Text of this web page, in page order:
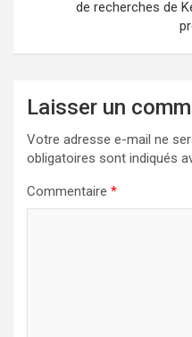
de recherches de
Laisser un
Votre adresse e-mail ne
obligatoires sont indiqués
Commentaire *